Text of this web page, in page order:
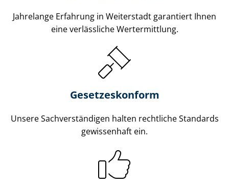
Jahrelange Erfahrung in Weiterstadt garantiert Ihnen
eine verlässliche Wertermittlung.
Gesetzes­konform
Unsere Sach­ver­stän­di­gen halten rechtliche Standards
gewissenhaft ein.